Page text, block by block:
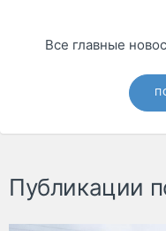
Все главные
Публикации